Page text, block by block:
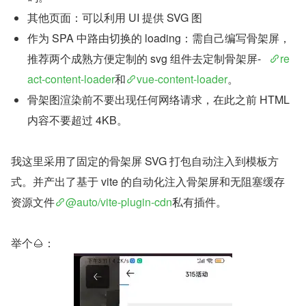
其他页面：可以利用 UI 提供 SVG 图
作为 SPA 中路由切换的 loading：需自己编写骨架屏，
推荐两个成熟方便定制的 svg 组件去定制骨架屏-
re
act-content-loader和 vue-content-loader。
骨架图渲染前不要出现任何网络请求，在此之前 HTML
内容不要超过 4KB。
我这里采用了固定的骨架屏 SVG 打包自动注入到模板方
式。并产出了基于 vite 的自动化注入骨架屏和无阻塞缓存
资源文件
@auto/vite-plugin-cdn私有插件。
举个🌰：